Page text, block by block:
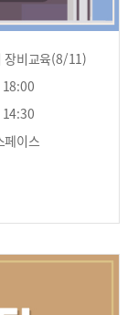
장비교육(8/11)
페이스